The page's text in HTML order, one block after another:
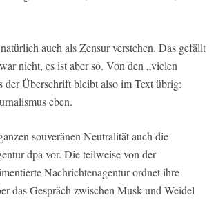
auch als Zensur verstehen. Das gefällt
nicht, es ist aber so. Von den „vielen
der Überschrift bleibt also im Text übrig:
eben.
souveränen Neutralität auch die
dpa vor. Die teilweise von der
Nachrichtenagentur ordnet ihre
das Gespräch zwischen Musk und Weidel